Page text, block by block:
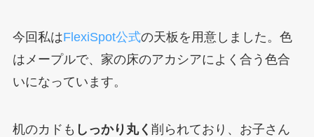
今回私はFlexiSpot公式の天板を用意しました。色
はメープルで、家の床のアカシアによく合う色合
いになっています。
机のカドも しっかり丸く 削られており、お子さん